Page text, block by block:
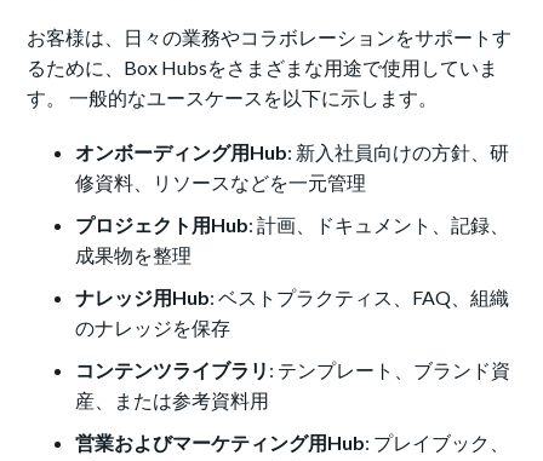
お客様は、日々の業務やコラボレーションをサポートす
るために、Box Hubsをさまざまな用途で使用していま
す。 一般的なユースケースを以下に示します。
オンボーディング用Hub: 新入社員向けの方針、研
修資料、リソースなどを一元管理
プロジェクト用Hub: 計画、ドキュメント、記録、
成果物を整理
ナレッジ用Hub: ベストプラクティス、FAQ、組織
のナレッジを保存
コンテンツライブラリ : テンプレート、ブランド資
産、または参考資料用
営業およびマーケティング用Hub: プレイブック、